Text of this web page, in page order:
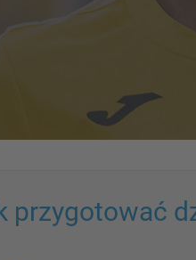
przygotować